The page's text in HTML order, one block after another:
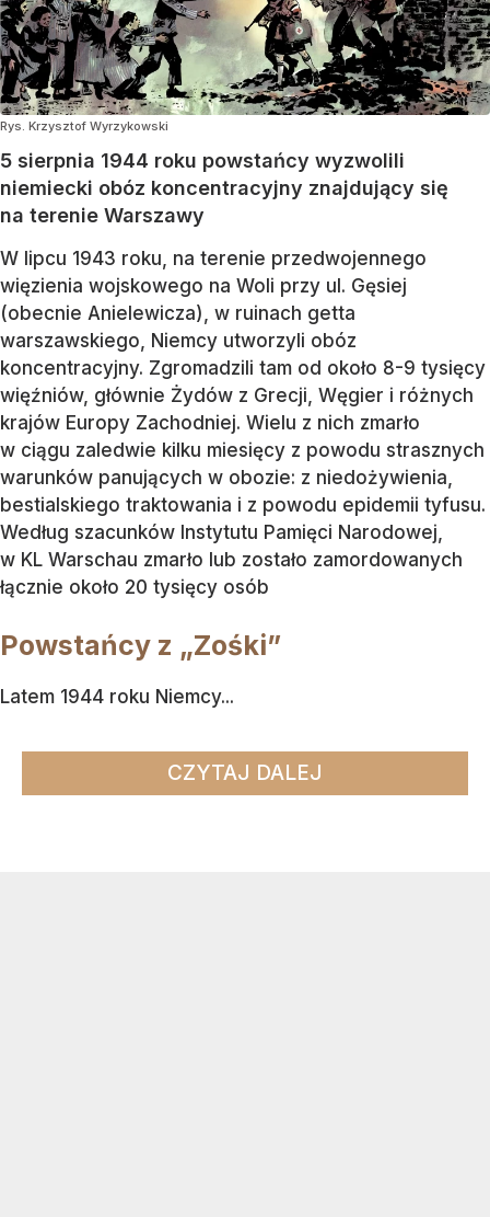
Rys. Krzysztof Wyrzykowski
5 sierpnia 1944 roku powstańcy wyzwolili
niemiecki obóz koncentracyjny znajdujący się
na terenie Warszawy
W lipcu 1943 roku, na terenie przedwojennego
więzienia wojskowego na Woli przy ul. Gęsiej
(obecnie Anielewicza), w ruinach getta
warszawskiego, Niemcy utworzyli obóz
koncentracyjny. Zgromadzili tam od około 8-9 tysięcy
więźniów, głównie Żydów z Grecji, Węgier i różnych
krajów Europy Zachodniej. Wielu z nich zmarło
w ciągu zaledwie kilku miesięcy z powodu strasznych
warunków panujących w obozie: z niedożywienia,
bestialskiego traktowania i z powodu epidemii tyfusu.
Według szacunków Instytutu Pamięci Narodowej,
w KL Warschau zmarło lub zostało zamordowanych
łącznie około 20 tysięcy osób
Powstańcy z „Zośki”
Latem 1944 roku Niemcy...
CZYTAJ DALEJ